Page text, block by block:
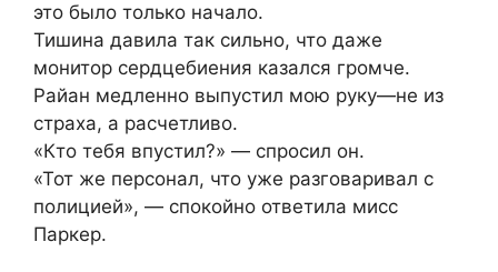
это было только начало.
Тишина давила так сильно, что даже
монитор сердцебиения казался громче.
Райан медленно выпустил мою руку—не из
страха, а расчетливо.
«Кто тебя впустил?» — спросил он.
«Тот же персонал, что уже разговаривал с
полицией», — спокойно ответила мисс
Паркер.